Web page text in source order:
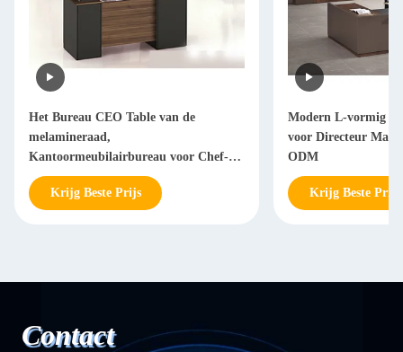
Het Bureau CEO Table van de
melamineraad,
Kantoormeubilairbureau voor Chef-
Manager
Krijg Beste Prijs
Modern L-vormig
voor Directeur
ODM
Krijg Beste Prijs
Contact